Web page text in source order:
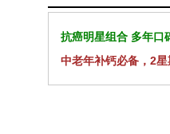
抗癌明星组合 多年口
中老年补钙必备，2